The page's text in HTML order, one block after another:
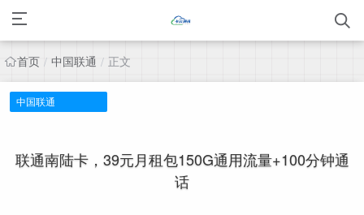
首页 / 中国联通 / 正文
中国联通
联通南陆卡，39元月租包150G通用流量+100分钟通
话